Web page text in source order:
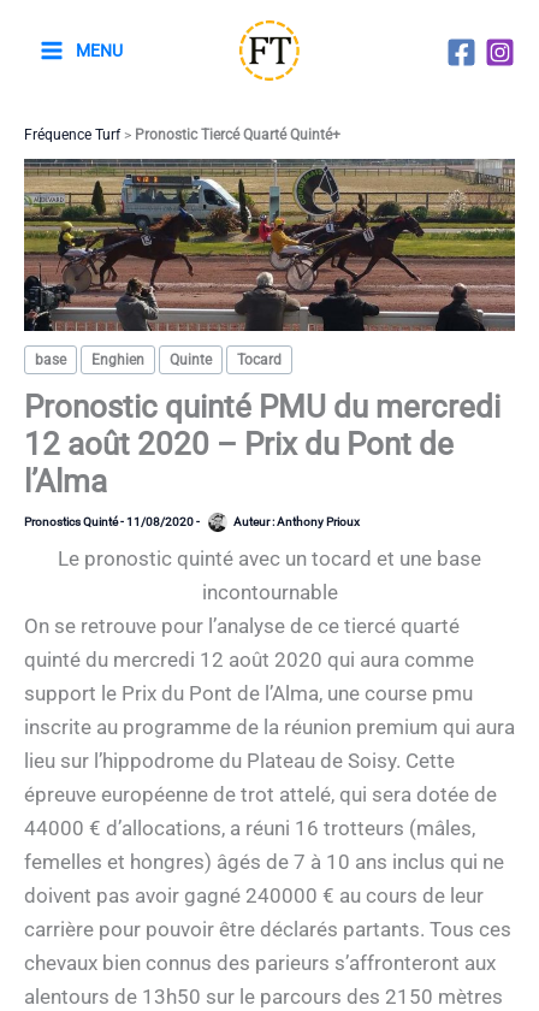
MENU
Fréquence Turf> Pronostic Tiercé Quarté Quinté+
base Enghien Quinte Tocard
Pronostic quinté PMU du mercredi
12 août 2020 – Prix du Pont de
l’Alma
Pronostics Quinté-11/08/2020- Auteur :Anthony Prioux
Le pronostic quinté avec un tocard et une base
incontournable
On se retrouve pour l’analyse de ce tiercé quarté
quinté du mercredi 12 août 2020 qui aura comme
support le Prix du Pont de l’Alma, une course pmu
inscrite au programme de la réunion premium qui aura
lieu sur l’hippodrome du Plateau de Soisy. Cette
épreuve européenne de trot attelé, qui sera dotée de
44000 € d’allocations, a réuni 16 trotteurs (mâles,
femelles et hongres) âgés de 7 à 10 ans inclus qui ne
doivent pas avoir gagné 240000 € au cours de leur
carrière pour pouvoir être déclarés partants. Tous ces
chevaux bien connus des parieurs s’affronteront aux
alentours de 13h50 sur le parcours des 2150 mètres